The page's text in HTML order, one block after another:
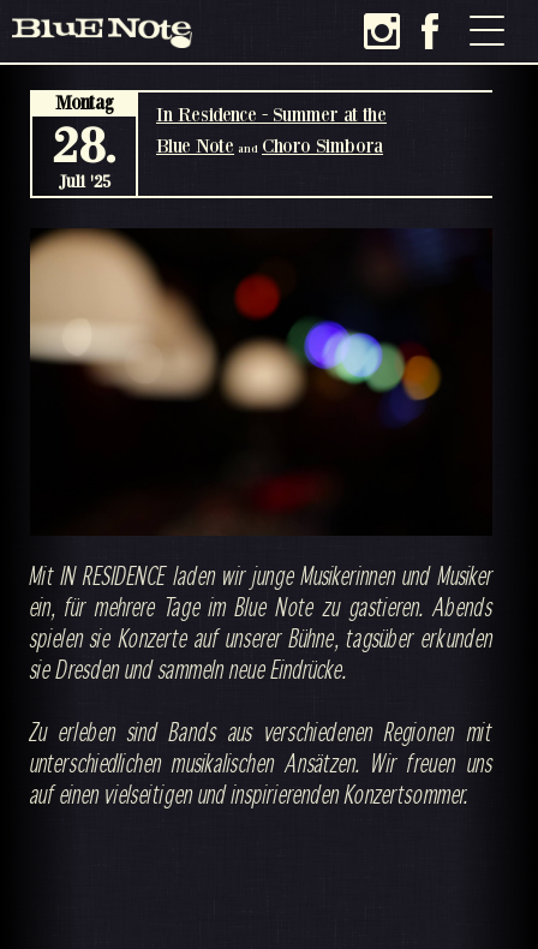
In Residence - Summer at the
Blue Note and Choro Simbora
Mit IN RESIDENCE laden wir junge Musikerinnen und Musiker
ein, für mehrere Tage im Blue Note zu gastieren. Abends
spielen sie Konzerte auf unserer Bühne, tagsüber erkunden
sie Dresden und sammeln neue Eindrücke.
Zu erleben sind Bands aus verschiedenen Regionen mit
unterschiedlichen musikalischen Ansätzen. Wir freuen uns
auf einen vielseitigen und inspirierenden Konzertsommer.
Montag
28.
Juli '25